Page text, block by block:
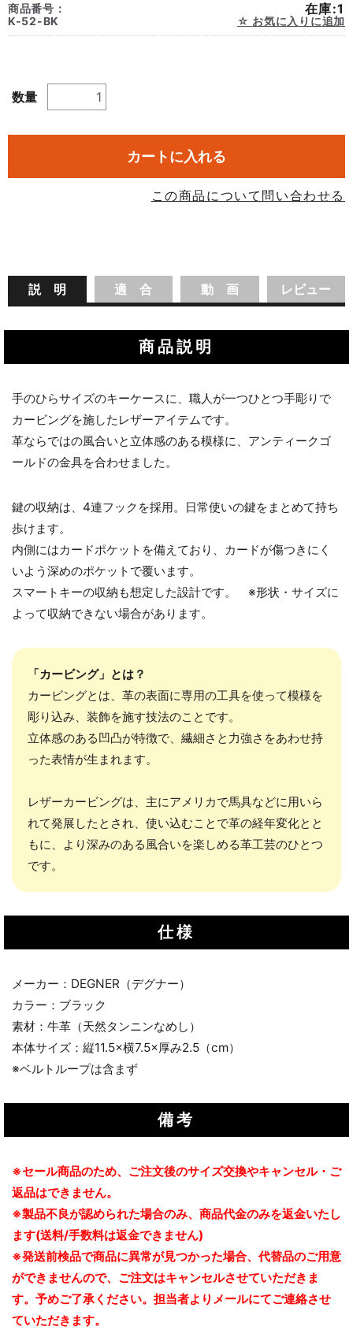
商品番号：
K-52-BK
在庫:1
お気に入りに追加
数量
カートに入れる
この商品について問い合わせる
説 明 適 合 動 画 レビュー
商品説明
手のひらサイズのキーケースに、職人が一つひとつ手彫りで
カービングを施したレザーアイテムです。
革ならではの風合いと立体感のある模様に、アンティークゴ
ールドの金具を合わせました。
鍵の収納は、4連フックを採用。日常使いの鍵をまとめて持ち
歩けます。
内側にはカードポケットを備えており、カードが傷つきにく
いよう深めのポケットで覆います。
スマートキーの収納も想定した設計です。 ※形状・サイズに
よって収納できない場合があります。
「カービング」とは？
カービングとは、革の表面に専用の工具を使って模様を
彫り込み、装飾を施す技法のことです。
立体感のある凹凸が特徴で、繊細さと力強さをあわせ持
った表情が生まれます。
レザーカービングは、主にアメリカで馬具などに用いら
れて発展したとされ、使い込むことで革の経年変化とと
もに、より深みのある風合いを楽しめる革工芸のひとつ
です。
仕様
メーカー：DEGNER（デグナー）
カラー：ブラック
素材：牛革（天然タンニンなめし）
本体サイズ：縦11.5×横7.5×厚み2.5（cm）
※ベルトループは含まず
備考
※セール商品のため、ご注文後のサイズ交換やキャンセル・ご
返品はできません。
※製品不良が認められた場合のみ、商品代金のみを返金いたし
ます(送料/手数料は返金できません)
※発送前検品で商品に異常が見つかった場合、代替品のご用意
ができませんので、ご注文はキャンセルさせていただきま
す。予めご了承ください。担当者よりメールにてご連絡させ
ていただきます。